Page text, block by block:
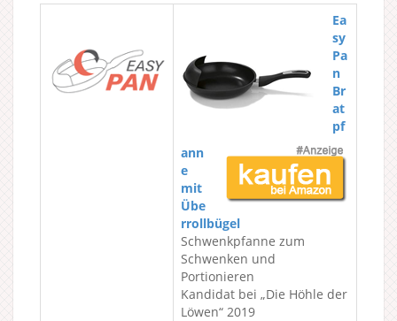
Ea
sy
Pa
n
Br
at
pf
ann
e
mit
Übe
rrollbügel
Schwenkpfanne zum
Schwenken und
Portionieren
Kandidat bei „Die Höhle der
Löwen“ 2019